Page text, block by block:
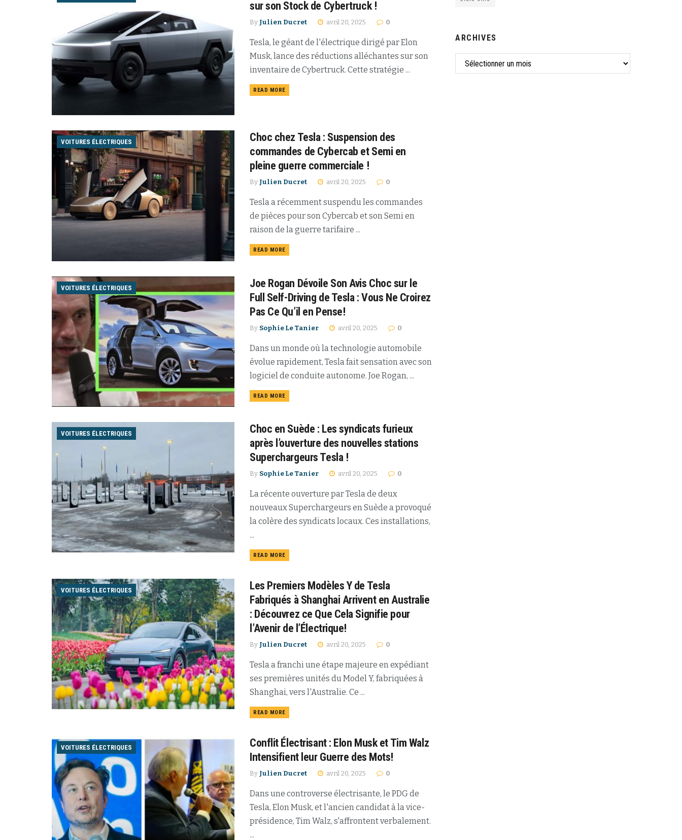
sur son Stock de Cybertruck !
By Julien Ducret avril 20, 2025 0
Tesla, le géant de l'électrique dirigé par Elon
Musk, lance des réductions alléchantes sur son
inventaire de Cybertruck. Cette stratégie ...
READ MORE
VOITURES ÉLECTRIQUES
Choc chez Tesla : Suspension des
commandes de Cybercab et Semi en
pleine guerre commerciale !
By Julien Ducret avril 20, 2025 0
Tesla a récemment suspendu les commandes
de pièces pour son Cybercab et son Semi en
raison de la guerre tarifaire ...
READ MORE
VOITURES ÉLECTRIQUES
Joe Rogan Dévoile Son Avis Choc sur le
Full Self-Driving de Tesla : Vous Ne Croirez
Pas Ce Qu’il en Pense!
By Sophie Le Tanier avril 20, 2025 0
Dans un monde où la technologie automobile
évolue rapidement, Tesla fait sensation avec son
logiciel de conduite autonome. Joe Rogan, ...
READ MORE
VOITURES ÉLECTRIQUES
Choc en Suède : Les syndicats furieux
après l’ouverture des nouvelles stations
Superchargeurs Tesla !
By Sophie Le Tanier avril 20, 2025 0
La récente ouverture par Tesla de deux
nouveaux Superchargeurs en Suède a provoqué
la colère des syndicats locaux. Ces installations,
...
READ MORE
VOITURES ÉLECTRIQUES
Les Premiers Modèles Y de Tesla
Fabriqués à Shanghai Arrivent en Australie
: Découvrez ce Que Cela Signifie pour
l’Avenir de l’Électrique!
By Julien Ducret avril 20, 2025 0
Tesla a franchi une étape majeure en expédiant
ses premières unités du Model Y, fabriquées à
Shanghai, vers l'Australie. Ce ...
READ MORE
VOITURES ÉLECTRIQUES
Conflit Électrisant : Elon Musk et Tim Walz
Intensifient leur Guerre des Mots!
By Julien Ducret avril 20, 2025 0
Dans une controverse électrisante, le PDG de
Tesla, Elon Musk, et l'ancien candidat à la vice-
présidence, Tim Walz, s'affrontent verbalement.
...
ARCHIVES